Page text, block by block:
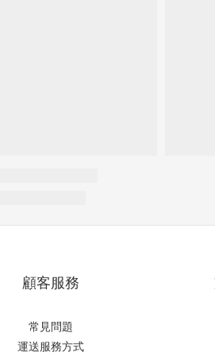
顧客服務
常見問題
運送服務方式